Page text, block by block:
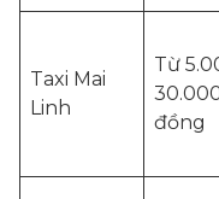
Taxi Mai
Linh
Từ
đồng